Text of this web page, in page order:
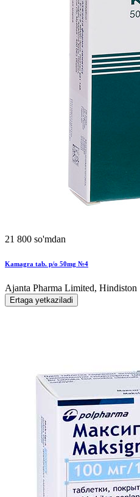
21 800 so'mdan
Kamagra tab. p/o 50mg №4
Ajanta Pharma Limited, Hindiston
Ertaga yetkaziladi